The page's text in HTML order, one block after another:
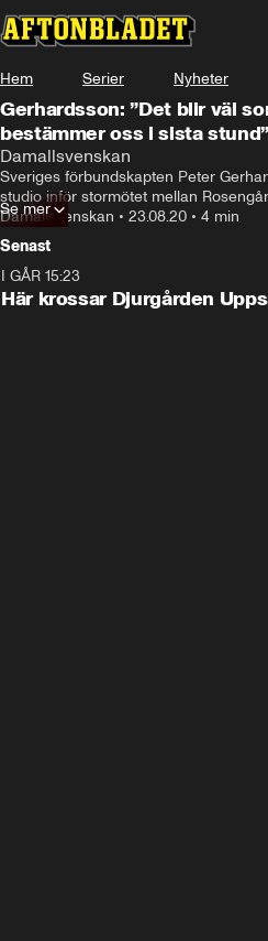
Hem Serier Nyheter
Gerhardsson: ”Det blir väl
bestämmer oss i sista stund”
Damallsvenskan
Sveriges förbundskapten Peter
studio inför stormötet mellan
Damallsvenskan • 23.08.20 • 4 min
Se mer
Senast
I GÅR 15:23
Här krossar Djurgården